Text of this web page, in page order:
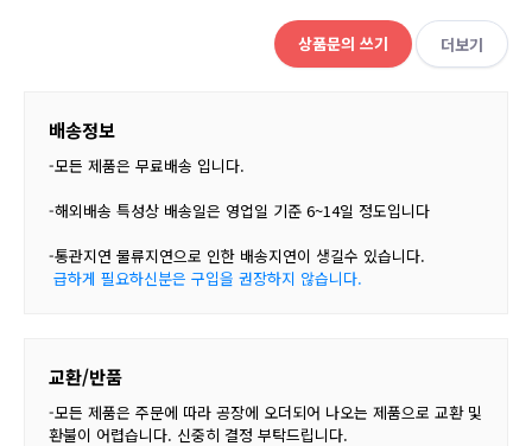
상품문의 쓰기 더보기
배송정보
-모든 제품은 무료배송 입니다.
-해외배송 특성상 배송일은 영업일 기준 6~14일 정도입니다
-통관지연 물류지연으로 인한 배송지연이 생길수 있습니다.
급하게 필요하신분은 구입을 권장하지 않습니다.
교환/반품
-모든 제품은 주문에 따라 공장에 오더되어 나오는 제품으로 교환 및
환불이 어렵습니다. 신중히 결정 부탁드립니다.